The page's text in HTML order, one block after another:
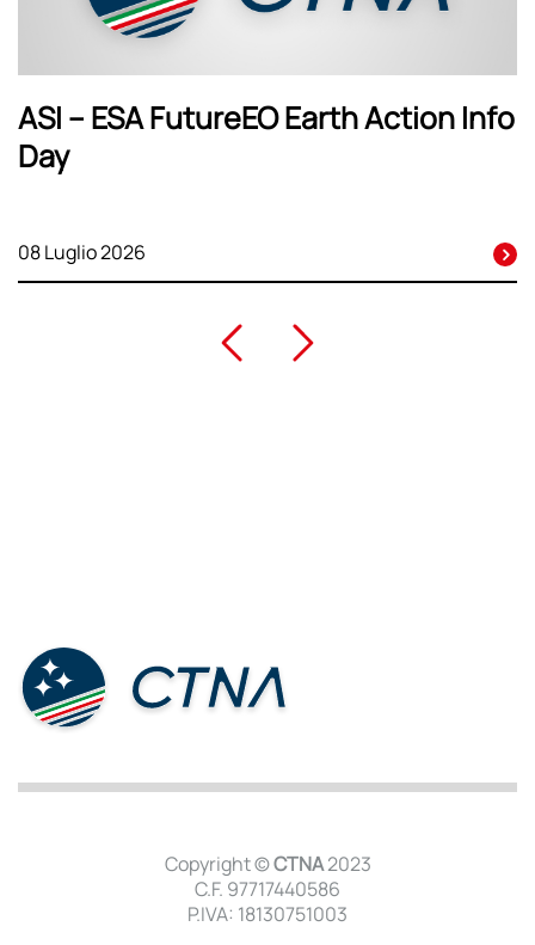
ASI – ESA FutureEO Earth Action Info
Day
08 Luglio 2026
Copyright ©CTNA2023
C.F. 97717440586
P.IVA: 18130751003